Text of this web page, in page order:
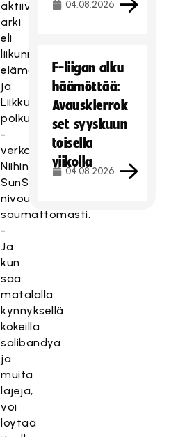
aktiivinen
arki
eli
liikunnallinen
elämäntapa
ja
Liikkujan
polku
-
verkosto.
Niihin
SunSäbä
nivoutuu
saumattomasti.
-
Ja
kun
saa
matalalla
kynnyksellä
kokeilla
salibandya
ja
muita
lajeja,
voi
löytää
04.08.2026
F-liigan alku
häämöttää:
Avauskierrok
set syyskuun
toisella
viikolla
04.08.2026